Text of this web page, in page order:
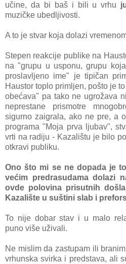
učine, da bi baš i bili u vrhu
muzičke ubedljivosti.
A to je stvar koja dolazi
Stepen reakcije publike na
na "grupu u usponu, grupu
proslavljeno ime" je tipičan
Haustor toplo primljen, pošto je
obećava" pa tako ne ugrožava
neprestane prismotre
sigurno zaigrala, ako ne pre, a
programa "Moja prva ljubav",
vrti na radiju - Kazalištu je bilo
otkravi publiku.
Ono što mi se ne dopada je
većim predrasudama dolazi
ovde polovina prisutnih
Kazalište u suštini slab i
To nije dobar stav i u malo
puno više uživali.
Ne mislim da zastupam ili
vrhunska svirka i predstava, ali